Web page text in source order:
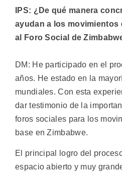
IPS: ¿De qué manera
ayudan a los movimientos
al Foro Social de
DM: He participado en el
años. He estado en la
mundiales. Con esta
dar testimonio de la
foros sociales para los
base en Zimbabwe.
El principal logro del
espacio abierto y muy